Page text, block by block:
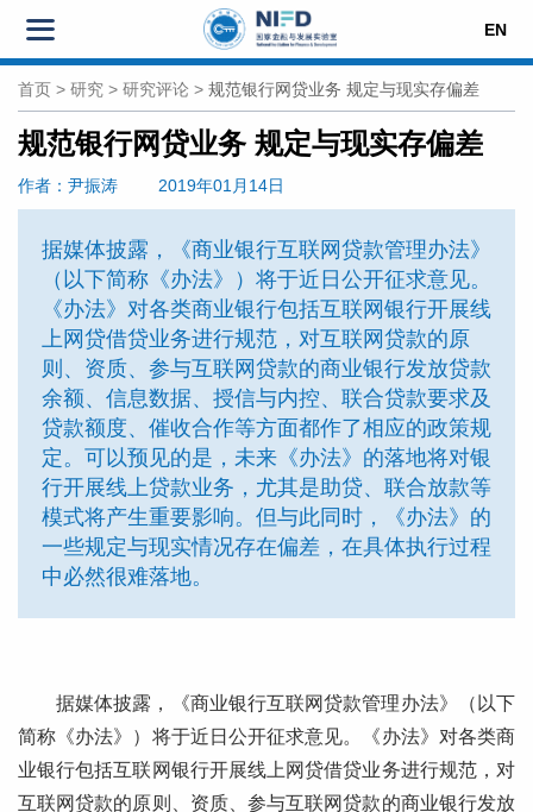
EN
首页 > 研究 > 研究评论 > 规范银行网贷业务 规定与现实存偏差
规范银行网贷业务 规定与现实存偏差
作者 ：尹振涛 2019年01月14日
据媒体披露，《商业银行互联网贷款管理办法》
（以下简称《办法》）将于近日公开征求意见。
《办法》对各类商业银行包括互联网银行开展线
上网贷借贷业务进行规范，对互联网贷款的原
则、资质、参与互联网贷款的商业银行发放贷款
余额、信息数据、授信与内控、联合贷款要求及
贷款额度、催收合作等方面都作了相应的政策规
定。可以预见的是，未来《办法》的落地将对银
行开展线上贷款业务，尤其是助贷、联合放款等
模式将产生重要影响。但与此同时，《办法》的
一些规定与现实情况存在偏差，在具体执行过程
中必然很难落地。
据媒体披露，《商业银行互联网贷款管理办法》（以下
简称《办法》）将于近日公开征求意见。《办法》对各类商
业银行包括互联网银行开展线上网贷借贷业务进行规范，对
互联网贷款的原则、资质、参与互联网贷款的商业银行发放